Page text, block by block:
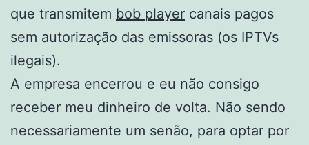
que transmitem bob player canais pagos
sem autorização das emissoras (os IPTVs
ilegais).
A empresa encerrou e eu não consigo
receber meu dinheiro de volta. Não sendo
necessariamente um senão, para optar por